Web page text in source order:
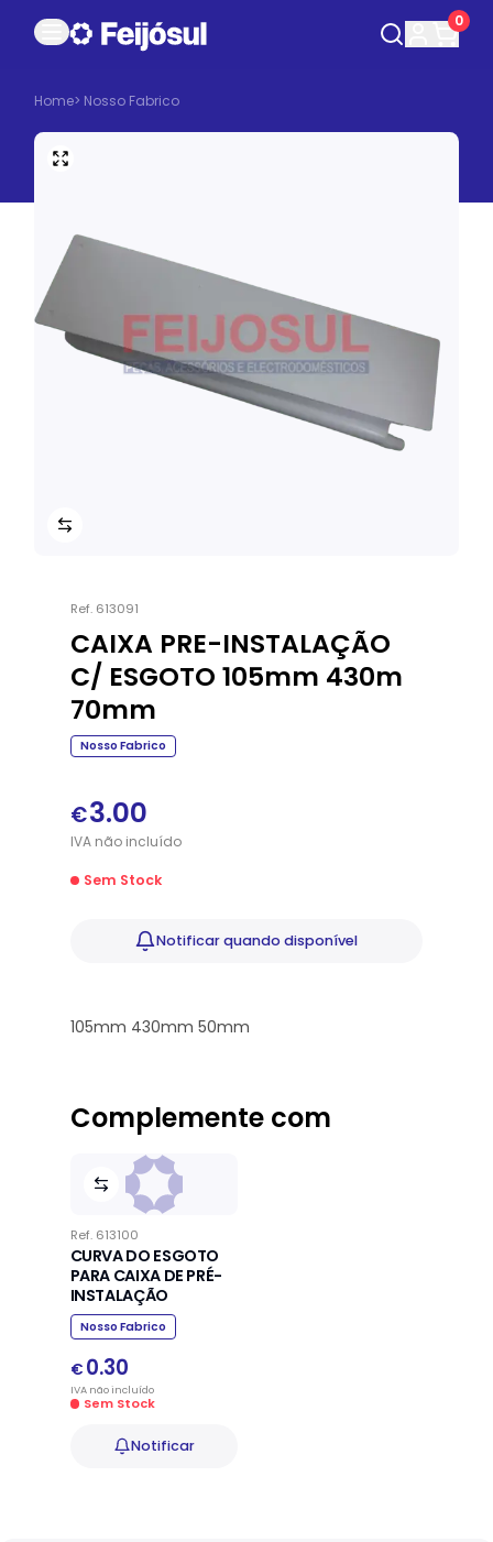
0
Home> Nosso Fabrico
Ref. 613091
CAIXA PRE-INSTALAÇÃO
C/ ESGOTO 105mm 430m
70mm
Nosso Fabrico
€3.00
IVAnãoincluído
Sem Stock
Notificarquando disponível
105mm 430mm 50mm
Complemente com
Ref. 613100
CURVA DO ESGOTO
PARA CAIXA DE PRÉ-
INSTALAÇÃO
Nosso Fabrico
€ 0.30
IVAnãoincluído
Sem Stock
Notificar